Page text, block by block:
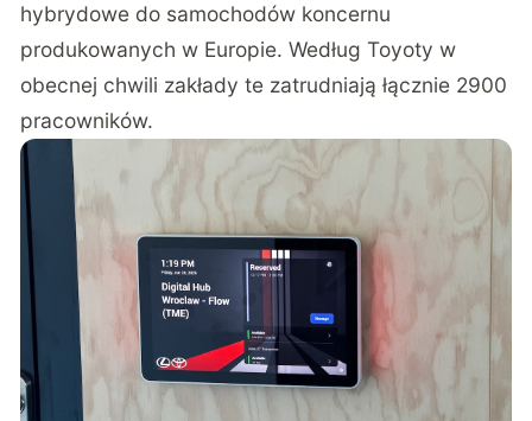
hybrydowe do samochodów koncernu
produkowanych w Europie. Według Toyoty w
obecnej chwili zakłady te zatrudniają łącznie 2900
pracowników.